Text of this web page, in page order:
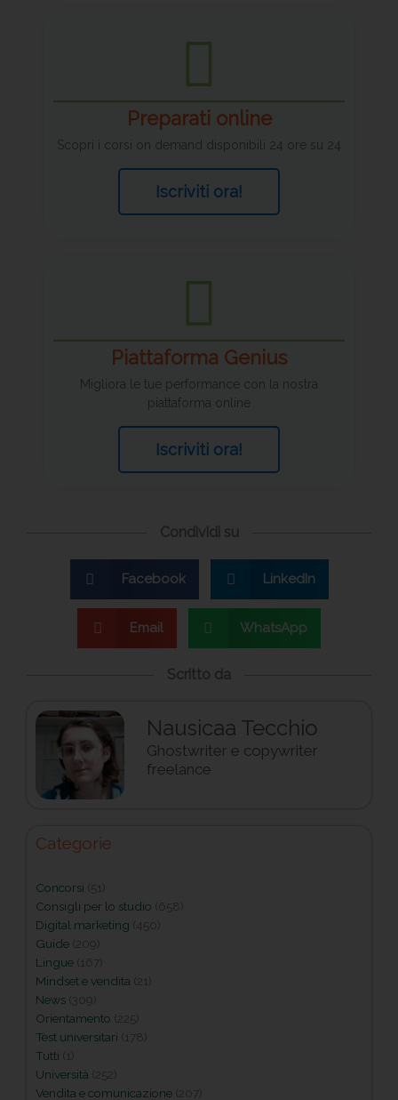
Preparati online
Scopri i corsi on demand disponibili 24 ore su 24
Iscriviti ora!
Piattaforma Genius
Migliora le tue performance con la nostra
piattaforma online
Iscriviti ora!
Condividi su
Facebook LinkedIn
Email WhatsApp
Scritto da
Nausicaa Tecchio
Ghostwriter e copywriter
freelance
Categorie
Concorsi (51)
Consigli per lo studio (658)
Digital marketing (450)
Guide (209)
Lingue (167)
Mindset e vendita (21)
News (309)
Orientamento (225)
Test universitari (178)
Tutti (1)
Università (252)
Vendita e comunicazione (207)